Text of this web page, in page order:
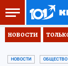
НОВОСТИ
НОВОСТИ ОБЩЕСТВО